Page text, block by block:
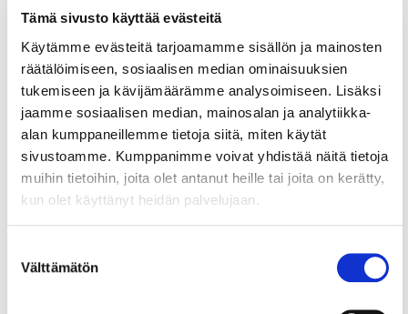
Tämä sivusto käyttää evästeitä
Käytämme evästeitä tarjoamamme sisällön ja mainosten
räätälöimiseen, sosiaalisen median ominaisuuksien
tukemiseen ja kävijämäärämme analysoimiseen. Lisäksi
jaamme sosiaalisen median, mainosalan ja analytiikka-
alan kumppaneillemme tietoja siitä, miten käytät
sivustoamme. Kumppanimme voivat yhdistää näitä tietoja
muihin tietoihin, joita olet antanut heille tai joita on kerätty,
kun olet käyttänyt heidän palvelujaan.
valinta
Välttämätön
liittyvissä palveluissa.
Kauppakamari ehdottaa, että
Maahanmuuttoviraston työperäiseen
maahanmuuttoon liittyviä palveluja voitaisiin siirtää
tai tuoda lähemmäksi muita työperäisen
maahanmuuton viranomaispalveluja huomattavasti
laajempana kuin nyt tarjolla oleva EU-
oleskeluoikeuden rekisteröinti. Yksi mahdollisuus
kokeiluun on pk-seudulla toimiva International
muassa verottaja, Kela, Digi- ja väestötietovirasto,
TE-toimisto, kauppakamari ja pk-kaupungit.